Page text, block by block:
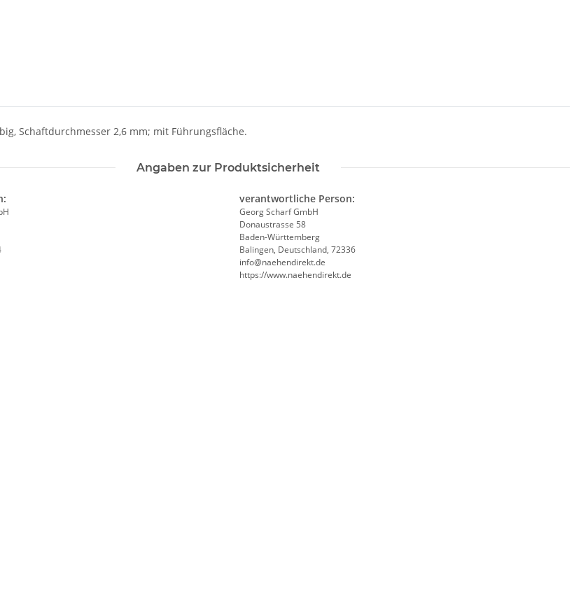
Schaftdurchmesser 2,6 mm; mit Führungsfläche.
Angaben zur Produktsicherheit
verantwortliche Person:
Georg Scharf GmbH
Donaustrasse 58
Baden-Württemberg
Balingen, Deutschland, 72336
info@naehendirekt.de
https://www.naehendirekt.de